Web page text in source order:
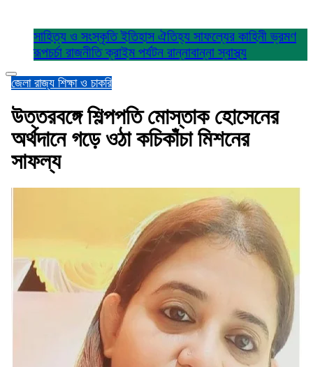
সাহিত্য ও সংস্কৃতিইতিহাস ঐতিহ্য সাফল্যের কাহিনীভ্রমণ
রূপচর্চা রাজনীতিক্রাইম পর্যটন রান্নাবান্নাস্বাস্থ্য
জেলা রাজ্য শিক্ষা ও চাকরি
উত্তরবঙ্গে শিল্পপতি মোস্তাক হোসেনের
অর্থদানে গড়ে ওঠা কচিকাঁচা মিশনের
সাফল্য